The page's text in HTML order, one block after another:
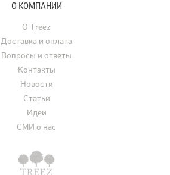
О КОМПАНИИ
О Treez
Доставка и оплата
Вопросы и ответы
Контакты
Новости
Статьи
Идеи
СМИ о нас